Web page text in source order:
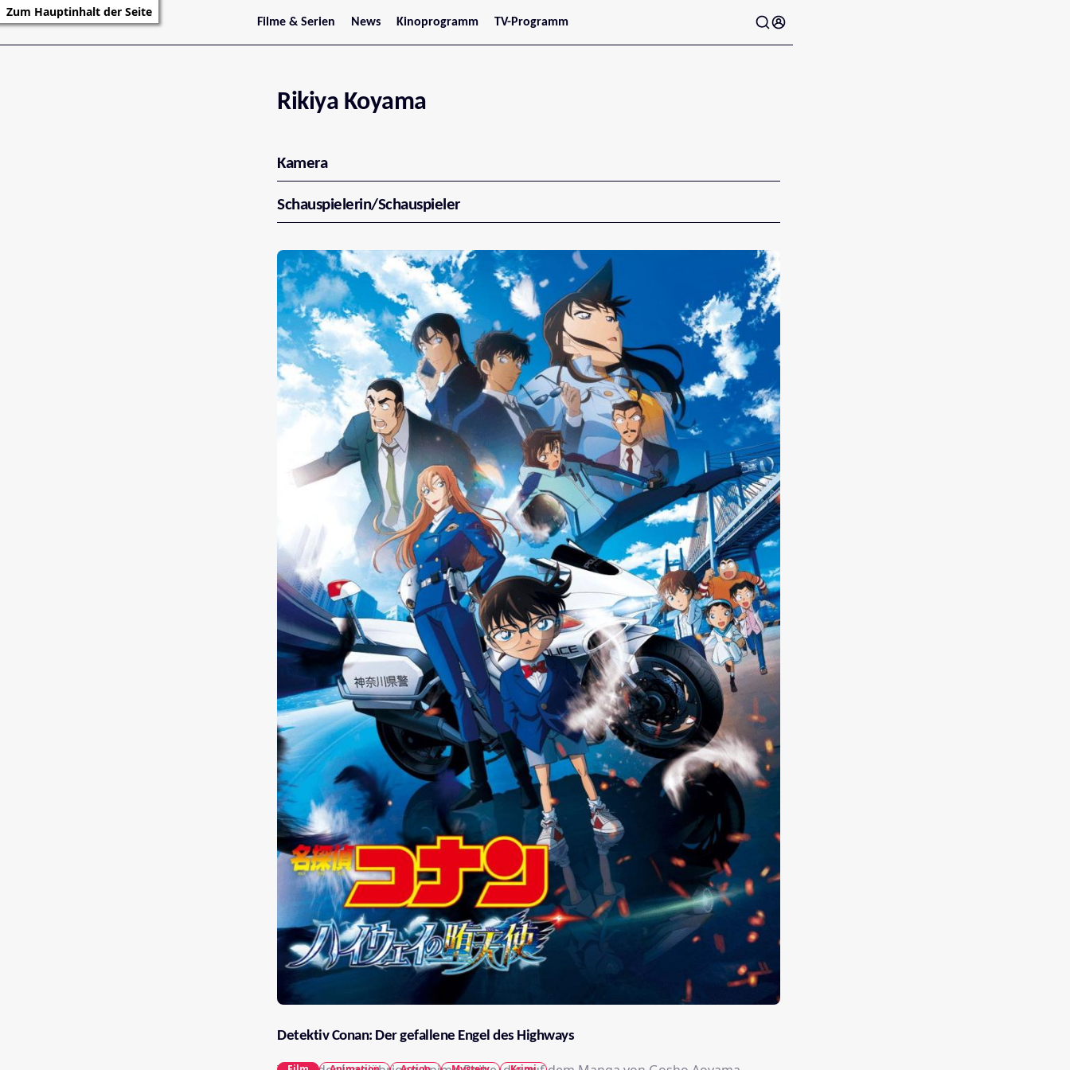
Zum Hauptinhalt der Seite
Filme & Serien
Trailer
Serienarchiv
News
Stars
Kinoprogramm
Jetzt im Kino
Oberösterreich
Tirol
Vorarlberg
TV-Programm
Rikiya Koyama
Kamera
Schauspielerin/Schauspieler
Detektiv Conan: Der gefallene Engel des Highways